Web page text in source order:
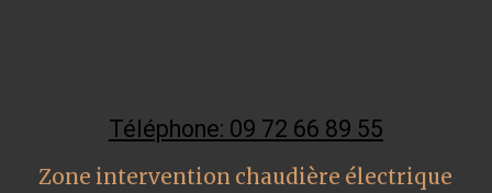
Téléphone: 09 72 66 89 55
Zone intervention chaudière électrique